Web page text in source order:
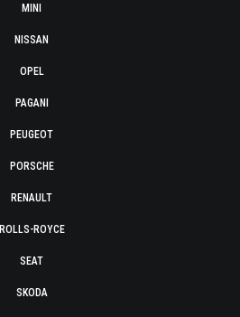
MINI
NISSAN
OPEL
PAGANI
PEUGEOT
PORSCHE
RENAULT
ROLLS-ROYCE
SEAT
SKODA